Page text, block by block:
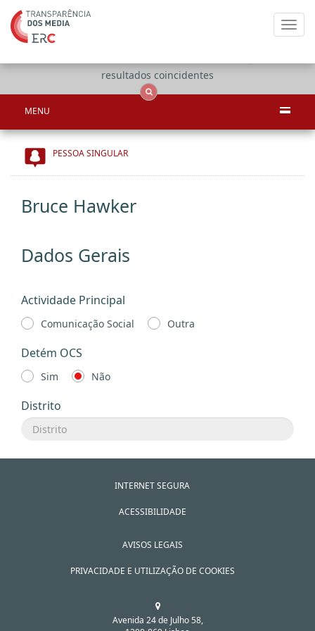
resultados coincidentes
MENU
PESSOA SINGULAR
Bruce Hawker
Dados Gerais
Actividade Principal
Comunicação Social Outra
Detém OCS
Sim Não
Distrito
INTERNET SEGURA
ACESSIBILIDADE
AVISOS LEGAIS
PRIVACIDADE E UTILIZAÇÃO DE COOKIES
Avenida 24 de Julho 58,